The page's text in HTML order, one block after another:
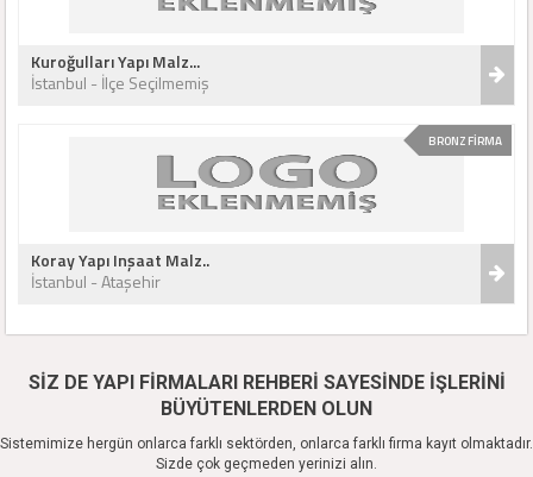
Kuroğulları Yapı Malz...
İstanbul - İlçe Seçilmemiş
BRONZ FİRMA
Koray Yapı Inşaat Malz..
İstanbul - Ataşehir
SİZ DE YAPI FİRMALARI REHBERİ SAYESİNDE İŞLERİNİ
BÜYÜTENLERDEN OLUN
Sistemimize hergün onlarca farklı sektörden, onlarca farklı firma kayıt olmaktadır.
Sizde çok geçmeden yerinizi alın.